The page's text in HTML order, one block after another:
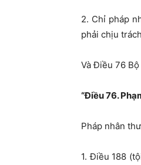
2. Chỉ pháp
phải chịu
Và Điều 76
“Điều 76.
Pháp nhân
1. Điều 188